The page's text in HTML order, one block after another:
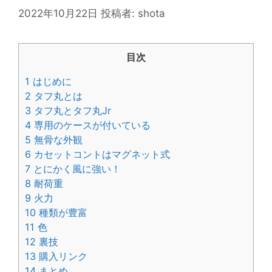
2022年10月22日 投稿者: shota
目次
1 はじめに
2 タフ丸とは
3 タフ丸とタフ丸Jr
4 専用のケースが付いている
5 無骨な外観
6 カセットコントはマグネット式
7 とにかく風に強い！
8 耐荷重
9 火力
10 種類が豊富
11 色
12 裏技
13 購入リンク